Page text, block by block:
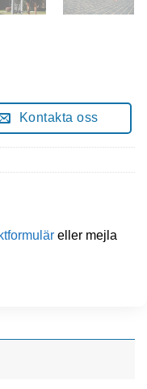
Kontakta oss
eller mejla